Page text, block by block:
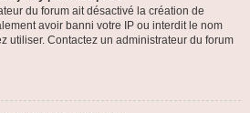
du forum ait désactivé la création de
avoir banni votre IP ou interdit le nom
utiliser. Contactez un administrateur du forum